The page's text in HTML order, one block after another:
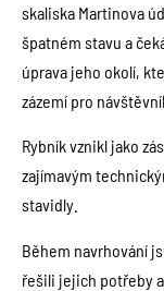
skaliska Martinova
špatném stavu a
úprava jeho okolí,
zázemí pro
Rybník vznikl jako
zajímavým
stavidly.
Během navrhování
řešili jejich potřeby